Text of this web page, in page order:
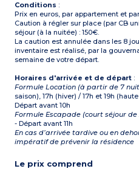
Conditions :
Prix en euros, par appartement et
Caution à régler sur place (par CB
séjour (à la nuitée) : 150€.
La caution est annulée dans les 8
inventaire est réalisé, par la
semaine de votre départ.
Horaires d'arrivée et de départ :
Formule Location (à partir de 7
saison), 17h (hiver) / 17h et 19h
Départ avant 10h
Formule Escapade (court séjour de
- Départ avant 11h
En cas d’arrivée tardive ou en
impératif de prévenir la résidence
Le prix comprend